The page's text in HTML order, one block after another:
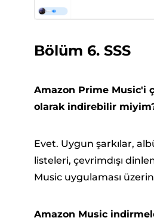
Bölüm 6. SSS
Amazon Prime Music'i
olarak indirebilir
Evet. Uygun şarkılar,
listeleri, çevrimdışı
Music uygulaması
Amazon Music